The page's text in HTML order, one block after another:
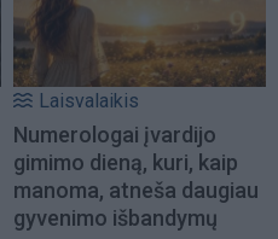
Laisvalaikis
Numerologai įvardijo
gimimo dieną, kuri, kaip
manoma, atneša daugiau
gyvenimo išbandymų